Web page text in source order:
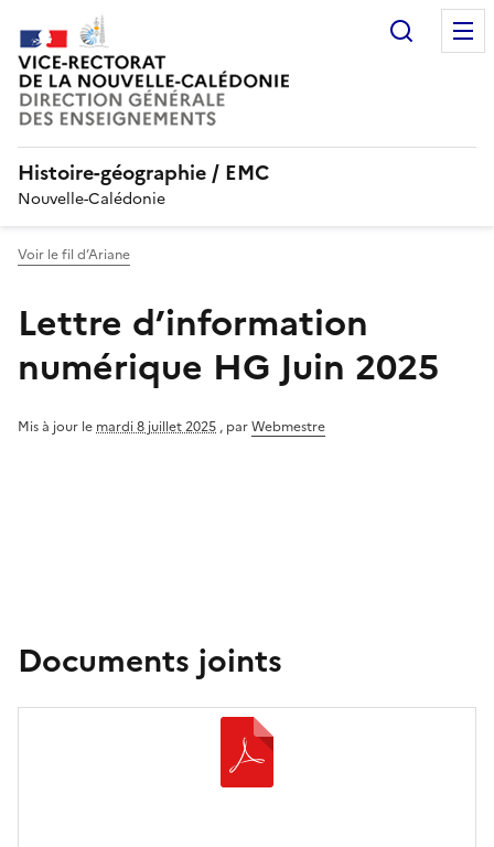
Histoire-géographie / EMC
Nouvelle-Calédonie
Voir le fil d’Ariane
Lettre d’information
numérique HG Juin 2025
Mis à jour le mardi 8 juillet 2025 , parWebmestre
Documents joints